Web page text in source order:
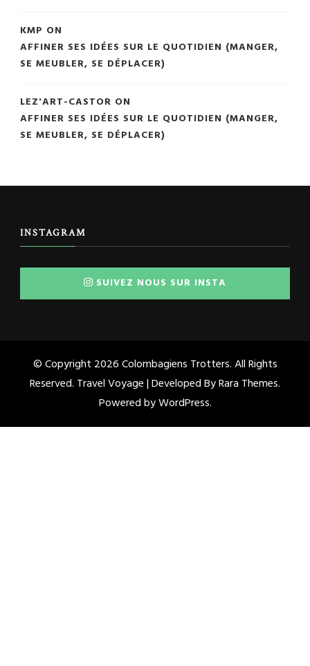
KMP ON
AFFINER SES IDÉES SUR LE QUOTIDIEN (MANGER,
SE MEUBLER, SE DÉPLACER)
LEZ'ART-CASTOR ON
AFFINER SES IDÉES SUR LE QUOTIDIEN (MANGER,
SE MEUBLER, SE DÉPLACER)
INSTAGRAM
SUIVEZ NOUS SUR INSTA
© Copyright 2026Colombagiens Trotters. All Rights
Reserved. Travel Voyage | Developed ByRara Themes.
Powered byWordPress.